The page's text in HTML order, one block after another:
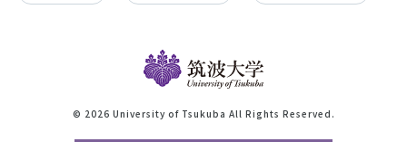
© 2026 University of Tsukuba All Rights Reserved.